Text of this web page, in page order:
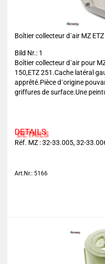
Boîtier collecteur d´air MZ
Bild Nr.: 1
Boîtier collecteur d´air pour
150,ETZ 251.Cache latéral
apprêté.Pièce d´origine
griffures de surface.Une
DETAILS
Réf. MZ : 32-33.005, 32-
Art.Nr.: 5166